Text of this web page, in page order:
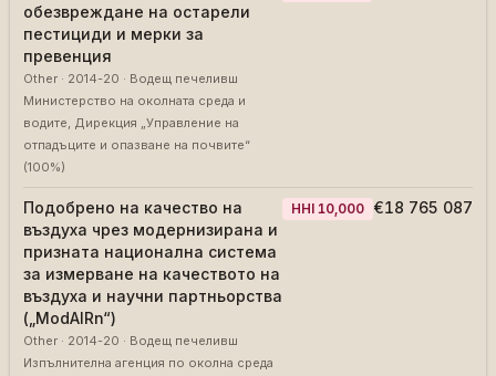
обезвреждане на остарели
пестициди и мерки за
превенция
Other · 2014-20 · Водещ печеливш
Министерство на околната среда и
водите, Дирекция „Управление на
отпадъците и опазване на почвите“
(100%)
Подобрено на качество на
въздуха чрез модернизирана и
призната национална система
за измерване на качеството на
въздуха и научни партньорства
(„ModAIRn“)
Other · 2014-20 · Водещ печеливш
Изпълнителна агенция по околна среда
HHI 10,000 €18 765 087